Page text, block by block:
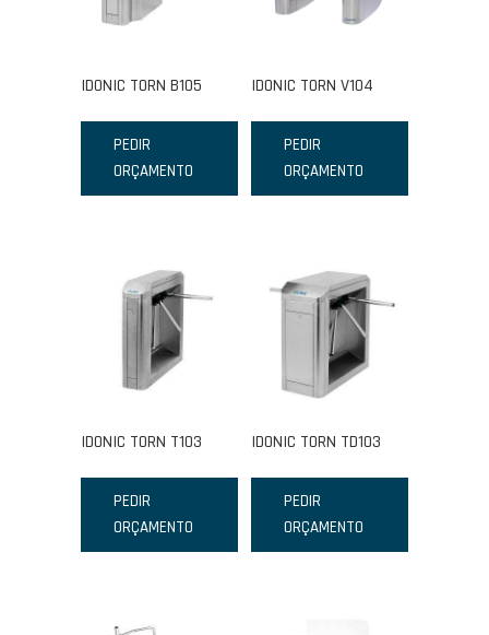
IDONIC TORN B105
PEDIR
ORÇAMENTO
IDONIC TORN V104
PEDIR
ORÇAMENTO
IDONIC TORN T103
PEDIR
ORÇAMENTO
IDONIC TORN TD103
PEDIR
ORÇAMENTO